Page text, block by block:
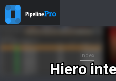
Hiero
Index